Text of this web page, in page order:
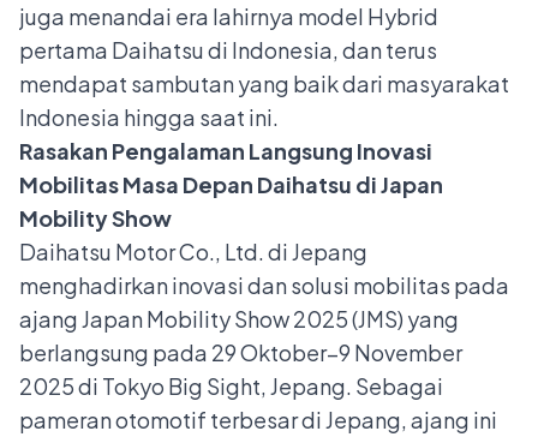
juga menandai era lahirnya model Hybrid
pertama Daihatsu di Indonesia, dan terus
mendapat sambutan yang baik dari masyarakat
Indonesia hingga saat ini.
Rasakan Pengalaman Langsung Inovasi
Mobilitas Masa Depan Daihatsu di Japan
Mobility Show
Daihatsu Motor Co., Ltd. di Jepang
menghadirkan inovasi dan solusi mobilitas pada
ajang Japan Mobility Show 2025 (JMS) yang
berlangsung pada 29 Oktober–9 November
2025 di Tokyo Big Sight, Jepang. Sebagai
pameran otomotif terbesar di Jepang, ajang ini